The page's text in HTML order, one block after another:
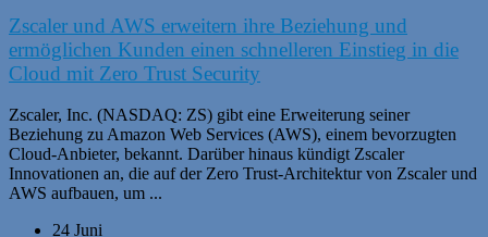
Zscaler und AWS erweitern ihre Beziehung und
ermöglichen Kunden einen schnelleren Einstieg in die
Cloud mit Zero Trust Security
Zscaler, Inc. (NASDAQ: ZS) gibt eine Erweiterung seiner
Beziehung zu Amazon Web Services (AWS), einem bevorzugten
Cloud-Anbieter, bekannt. Darüber hinaus kündigt Zscaler
Innovationen an, die auf der Zero Trust-Architektur von Zscaler und
AWS aufbauen, um ...
24 Juni